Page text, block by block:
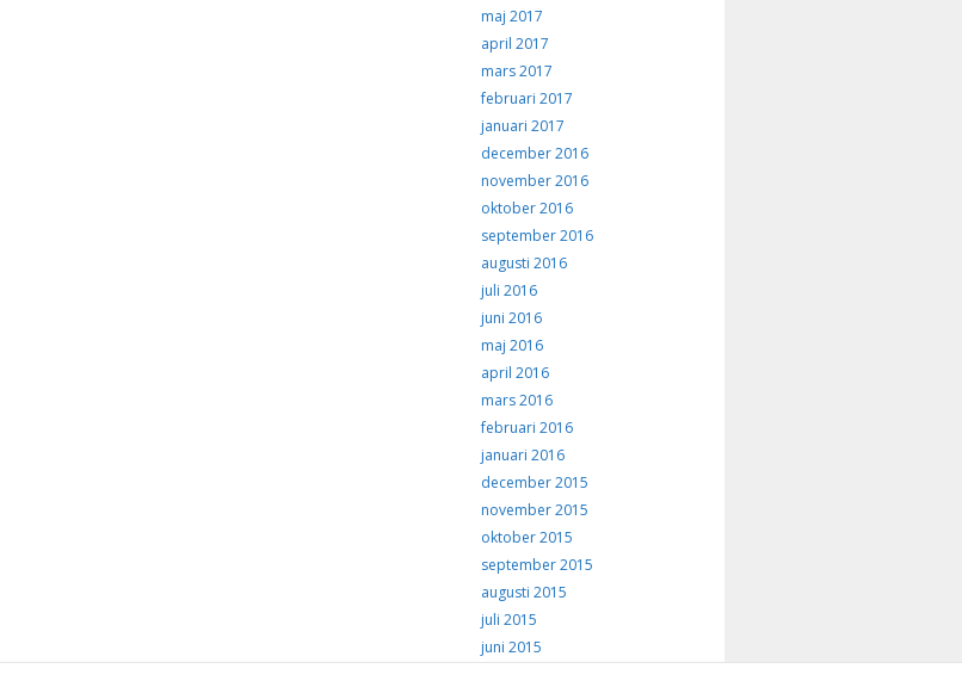
maj 2017
april 2017
mars 2017
februari 2017
januari 2017
december 2016
november 2016
oktober 2016
september 2016
augusti 2016
juli 2016
juni 2016
maj 2016
april 2016
mars 2016
februari 2016
januari 2016
december 2015
november 2015
oktober 2015
september 2015
augusti 2015
juli 2015
juni 2015